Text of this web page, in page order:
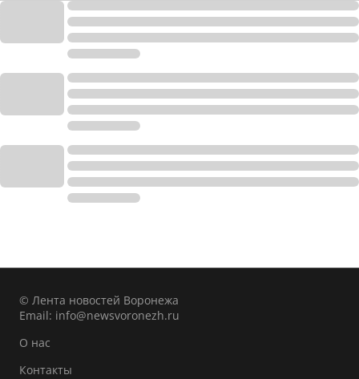
© Лента новостей Воронежа
Email: info@newsvoronezh.ru
О нас
Контакты